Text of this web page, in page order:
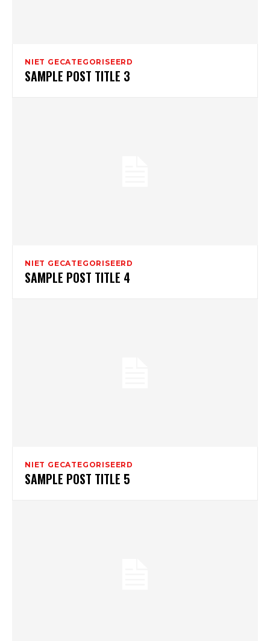
NIET GECATEGORISEERD
SAMPLE POST TITLE 3
NIET GECATEGORISEERD
SAMPLE POST TITLE 4
NIET GECATEGORISEERD
SAMPLE POST TITLE 5